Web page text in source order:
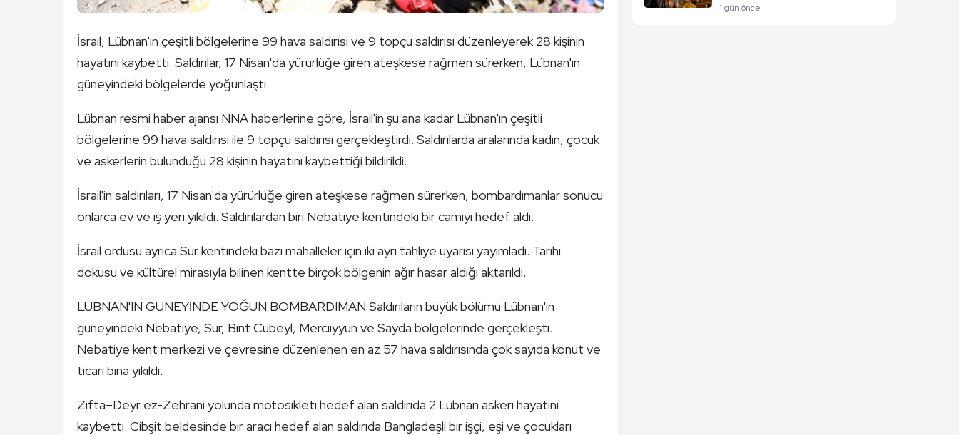
İsrail, Lübnan'ın çeşitli bölgelerine 99 hava saldırısı ve 9 topçu saldırısı düzenleyerek 28 kişinin
hayatını kaybetti. Saldırılar, 17 Nisan'da yürürlüğe giren ateşkese rağmen sürerken, Lübnan'ın
güneyindeki bölgelerde yoğunlaştı.
Lübnan resmi haber ajansı NNA haberlerine göre, İsrail'in şu ana kadar Lübnan'ın çeşitli
bölgelerine 99 hava saldırısı ile 9 topçu saldırısı gerçekleştirdi. Saldırılarda aralarında kadın, çocuk
ve askerlerin bulunduğu 28 kişinin hayatını kaybettiği bildirildi.
İsrail'in saldırıları, 17 Nisan'da yürürlüğe giren ateşkese rağmen sürerken, bombardımanlar sonucu
onlarca ev ve iş yeri yıkıldı. Saldırılardan biri Nebatiye kentindeki bir camiyi hedef aldı.
İsrail ordusu ayrıca Sur kentindeki bazı mahalleler için iki ayrı tahliye uyarısı yayımladı. Tarihi
dokusu ve kültürel mirasıyla bilinen kentte birçok bölgenin ağır hasar aldığı aktarıldı.
LÜBNAN'IN GÜNEYİNDE YOĞUN BOMBARDIMAN Saldırıların büyük bölümü Lübnan'ın
güneyindeki Nebatiye, Sur, Bint Cubeyl, Merciiyyun ve Sayda bölgelerinde gerçekleşti.
Nebatiye kent merkezi ve çevresine düzenlenen en az 57 hava saldırısında çok sayıda konut ve
ticari bina yıkıldı.
Zifta–Deyr ez-Zehrani yolunda motosikleti hedef alan saldırıda 2 Lübnan askeri hayatını
kaybetti. Cibşit beldesinde bir aracı hedef alan saldırıda Bangladeşli bir işçi, eşi ve çocukları
1 gün önce